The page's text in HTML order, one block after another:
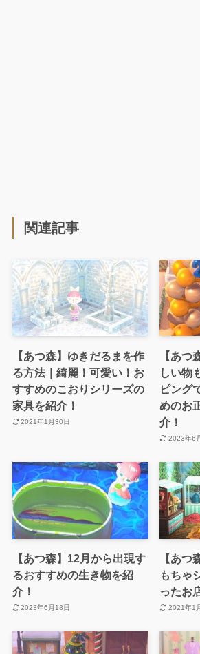
関連記事
【あつ森】ゆきだるまを作
る方法｜綺麗！可愛い！お
すすめのこおりシリーズの
家具を紹介！
2021年1月30日
【あつ
しい物
ピング
めのお
介！
2023年6
【あつ森】12月から出現す
るおすすめの生き物を紹
介！
2023年6月18日
【あつ
もちゃ
ったお
2021年1